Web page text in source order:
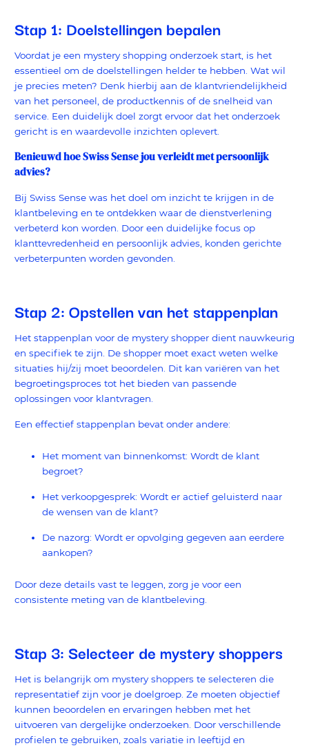
Stap 1: Doelstellingen bepalen
Voordat je een mystery shopping onderzoek start, is het
essentieel om de doelstellingen helder te hebben. Wat wil
je precies meten? Denk hierbij aan de klantvriendelijkheid
van het personeel, de productkennis of de snelheid van
service. Een duidelijk doel zorgt ervoor dat het onderzoek
gericht is en waardevolle inzichten oplevert.
Benieuwd hoe Swiss Sense jou verleidt met persoonlijk
advies?
Bij Swiss Sense was het doel om inzicht te krijgen in de
klantbeleving en te ontdekken waar de dienstverlening
verbeterd kon worden. Door een duidelijke focus op
klanttevredenheid en persoonlijk advies, konden gerichte
verbeterpunten worden gevonden.
Stap 2: Opstellen van het stappenplan
Het stappenplan voor de mystery shopper dient nauwkeurig
en specifiek te zijn. De shopper moet exact weten welke
situaties hij/zij moet beoordelen. Dit kan variëren van het
begroetingsproces tot het bieden van passende
oplossingen voor klantvragen.
Een effectief stappenplan bevat onder andere:
Het moment van binnenkomst: Wordt de klant
begroet?
Het verkoopgesprek: Wordt er actief geluisterd naar
de wensen van de klant?
De nazorg: Wordt er opvolging gegeven aan eerdere
aankopen?
Door deze details vast te leggen, zorg je voor een
consistente meting van de klantbeleving.
Stap 3: Selecteer de mystery shoppers
Het is belangrijk om mystery shoppers te selecteren die
representatief zijn voor je doelgroep. Ze moeten objectief
kunnen beoordelen en ervaringen hebben met het
uitvoeren van dergelijke onderzoeken. Door verschillende
profielen te gebruiken, zoals variatie in leeftijd en